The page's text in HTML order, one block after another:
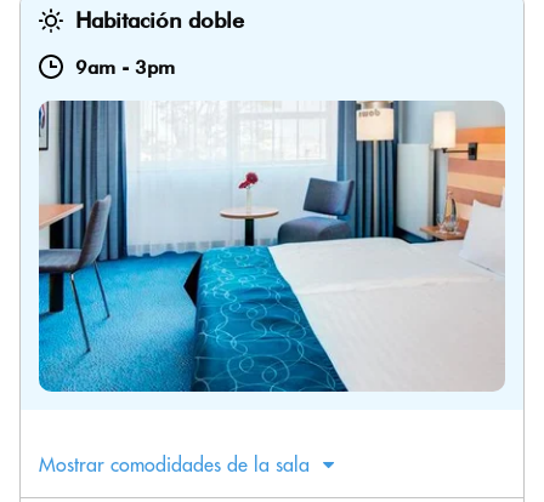
Habitación doble
9am - 3pm
Mostrar comodidades de la sala